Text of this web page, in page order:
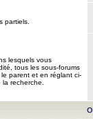
partiels.
lesquels vous
tous les sous-forums
parent et en réglant ci-
recherche.